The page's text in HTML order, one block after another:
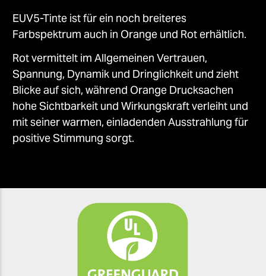
EUV5-Tinte ist für ein noch breiteres
Farbspektrum auch in Orange und Rot erhältlich.
Rot vermittelt im Allgemeinen Vertrauen,
Spannung, Dynamik und Dringlichkeit und zieht
Blicke auf sich, während Orange Drucksachen
hohe Sichtbarkeit und Wirkungskraft verleiht und
mit seiner warmen, einladenden Ausstrahlung für
positive Stimmung sorgt.